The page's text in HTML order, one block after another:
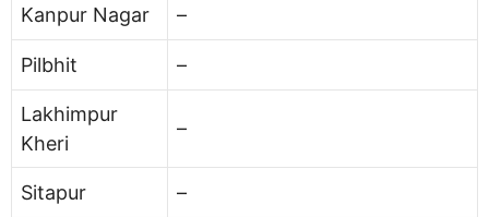
Kanpur Nagar –
Pilbhit –
Lakhimpur
Kheri
–
Sitapur –